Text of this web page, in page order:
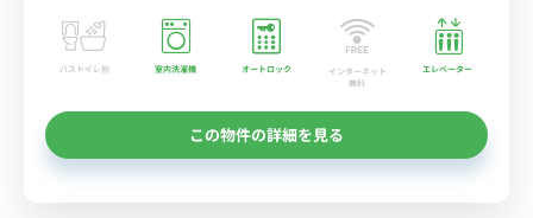
バストイレ別 室内洗濯機 オートロック
インターネット
無料
エレベーター
この物件の詳細を見る